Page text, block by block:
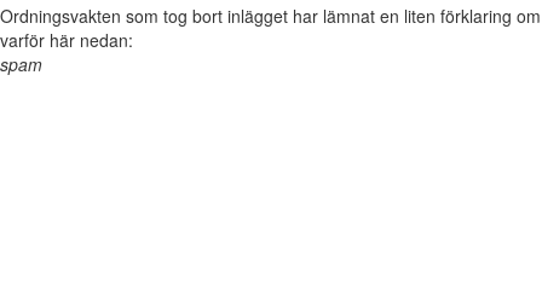
Ordningsvakten som tog bort inlägget har lämnat en liten förklaring om
varför här nedan:
spam